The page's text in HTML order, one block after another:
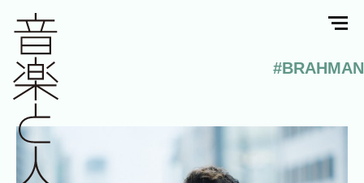
#BRAHMAN